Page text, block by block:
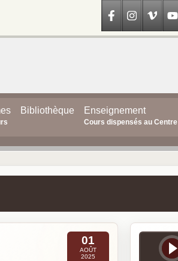
Bibliothèque Enseignement
Cours dispensés au Centre
01
AOÛT
2025